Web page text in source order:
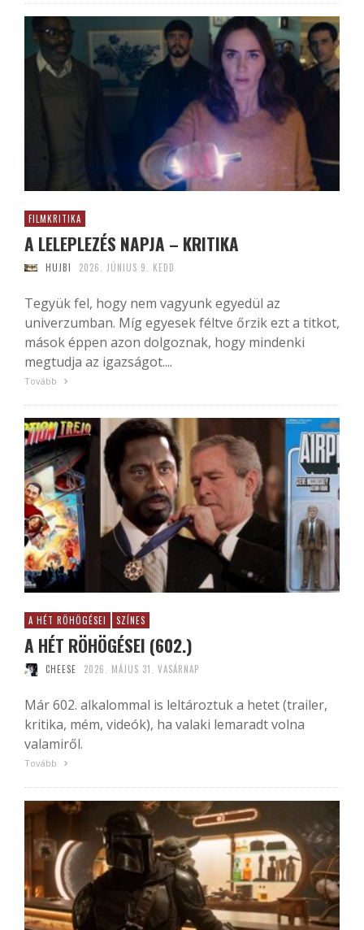
FILMKRITIKA
A LELEPLEZÉS NAPJA – KRITIKA
HUJBI 2026. JÚNIUS 9. KEDD
Tegyük fel, hogy nem vagyunk egyedül az
univerzumban. Míg egyesek féltve őrzik ezt a titkot,
mások éppen azon dolgoznak, hogy mindenki
megtudja az igazságot....
Tovább
A HÉT RÖHÖGÉSEI SZÍNES
A HÉT RÖHÖGÉSEI (602.)
CHEESE 2026. MÁJUS 31. VASÁRNAP
Már 602. alkalommal is leltároztuk a hetet (trailer,
kritika, mém, videók), ha valaki lemaradt volna
valamiről.
Tovább